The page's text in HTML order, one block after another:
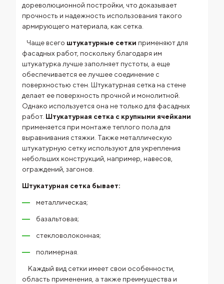
дореволюционной постройки, что доказывает
прочность и надежность использования такого
армирующего материала, как сетка.
Чаще всего штукатурные сетки применяют для
фасадных работ, поскольку благодаря им
штукатурка лучше заполняет пустоты, а еще
обеспечивается ее лучшее соединение с
поверхностью стен. Штукатурная сетка на стене
делает ее поверхность прочной и монолитной.
Однако используется она не только для фасадных
работ. Штукатурная сетка с крупными ячейками
применяется при монтаже теплого пола для
выравнивания стяжки. Также металлическую
штукатурную сетку используют для укрепления
небольших конструкций, например, навесов,
ограждений, загонов.
Штукатурная сетка бывает:
металлическая;
базальтовая;
стекловолоконная;
полимерная.
Каждый вид сетки имеет свои особенности,
область применения, а также преимущества и